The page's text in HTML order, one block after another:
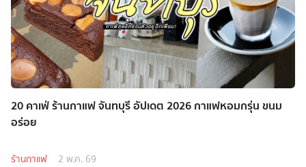
20 คาเฟ่ ร้านกาแฟ จันทบุรี อัปเดต 2026 กาแฟหอมกรุ่น ขนม
อร่อย
ร้านกาแฟ 2 พ.ค. 69